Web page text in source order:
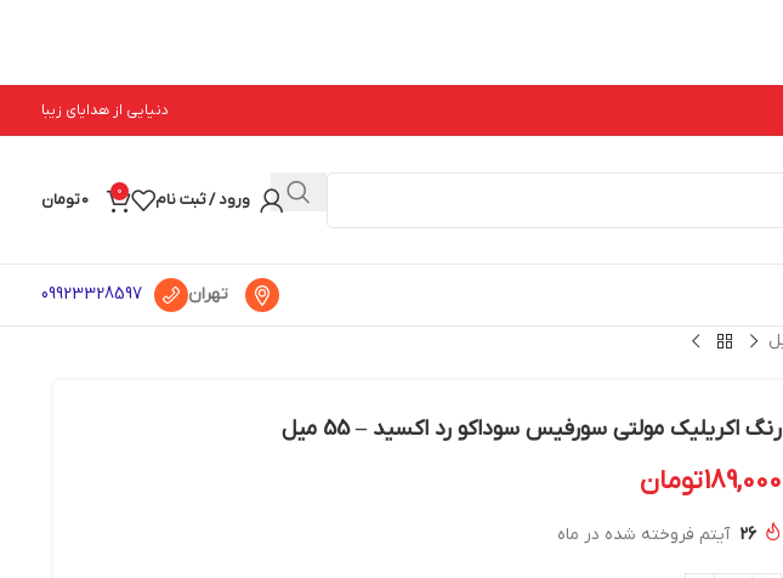
دنیایی از هدایای زیبا
ورود / ثبت نام 0
0تومان
تهران 09923328597
رنگ اکریلیک مولتی سورفیس سوداکو رد اکسید – 55 میل
189,000تومان
26 آیتم فروخته شده در ماه